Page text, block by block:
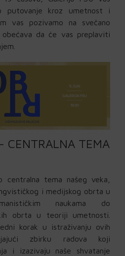
putovanje kroz umetnost i
vas pozivamo na svečano
da će vas preplaviti
CENTRALNA TEMA
tema našeg veka,
i medijskog obrta u
naukama do
obrta u teoriji umetnosti.
korak u istraživanju ovih
zbirku radova koji
i izazivaju naše shvatanje